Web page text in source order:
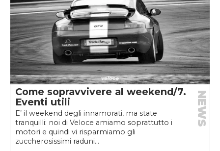
Come sopravvivere al weekend/7.
Eventi utili
E’ il weekend degli innamorati, ma state
tranquilli: noi di Veloce amiamo soprattutto i
motori e quindi vi risparmiamo gli
zuccherosissimi raduni...
NEWS